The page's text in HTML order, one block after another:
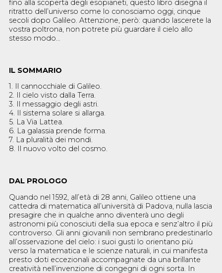
fino alla scoperta degli esopianeti, questo libro disegna il
ritratto dell’universo come lo conosciamo oggi, cinque
secoli dopo Galileo. Attenzione, però: quando lascerete la
vostra poltrona, non potrete più guardare il cielo allo
stesso modo…
IL SOMMARIO
1. Il cannocchiale di Galileo.
2. Il cielo visto dalla Terra.
3. Il messaggio degli astri.
4. Il sistema solare si allarga.
5. La Via Lattea.
6. La galassia prende forma.
7. La pluralità dei mondi.
8. Il nuovo volto del cosmo.
DAL PROLOGO
Quando nel 1592, all’età di 28 anni, Galileo ottiene una
cattedra di matematica all’università di Padova, nulla lascia
presagire che in qualche anno diventerà uno degli
astronomi più conosciuti della sua epoca e senz’altro il più
controverso. Gli anni giovanili non sembrano predestinarlo
all’osservazione del cielo: i suoi gusti lo orientano più
verso la matematica e le scienze naturali, in cui manifesta
presto doti eccezionali accompagnate da una brillante
creatività nell’invenzione di congegni di ogni sorta. In